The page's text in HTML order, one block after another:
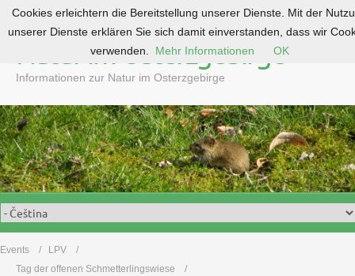
o
c
o
n
t
e
n
Natur im Osterzgebirge
Informationen zur Natur im Osterzgebirge
Events
LPV
Tag der offenen Schmetterlingswiese
Cookies erleichtern die Bereitstellung unserer Dienste. Mit der
unserer Dienste erklären Sie sich damit einverstanden, dass wir
verwenden.
Mehr Informationen OK